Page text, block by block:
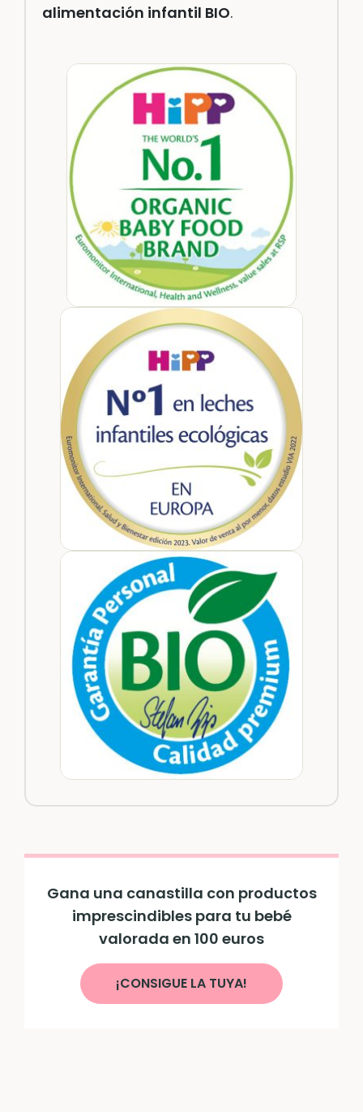
alimentación infantil BIO.
Gana una canastilla con productos
imprescindibles para tu bebé
valorada en 100 euros
¡CONSIGUE LA TUYA!